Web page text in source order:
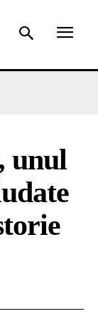
unul